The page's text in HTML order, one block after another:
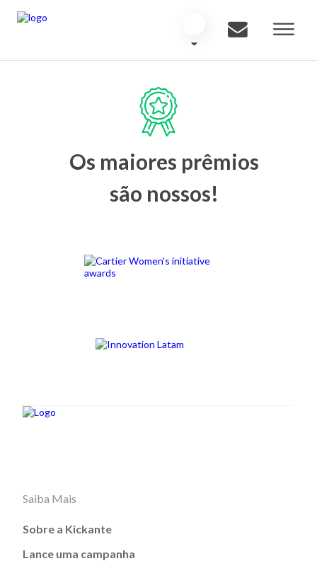
Os maiores prêmios
são nossos!
Saiba Mais
Sobre a Kickante
Lance uma campanha